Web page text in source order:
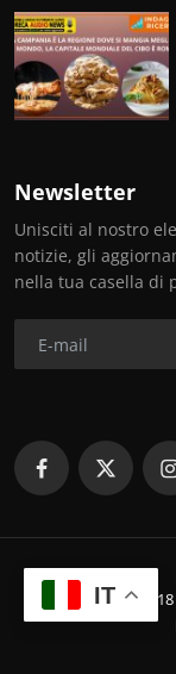
Newsletter
Unisciti al nostro
notizie, gli
nella tua casella di
© Copyright
IT